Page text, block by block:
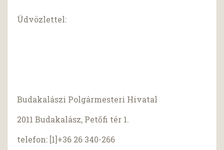
Üdvözlettel:
Budakalászi Polgármesteri Hivatal
2011 Budakalász, Petőfi tér 1.
telefon: [1]+36 26 340-266